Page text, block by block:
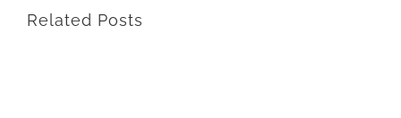
Related Posts